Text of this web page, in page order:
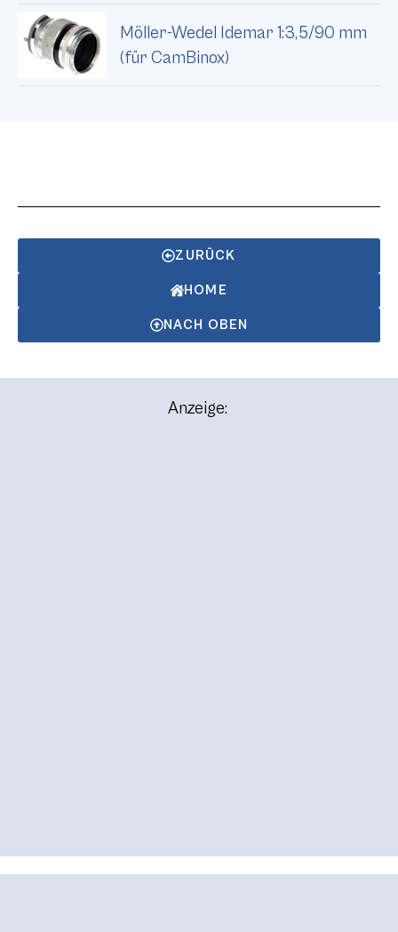
Möller-Wedel Idemar 1:3,5/90 mm
(für CamBinox)
ZURÜCK
HOME
NACH OBEN
Anzeige: